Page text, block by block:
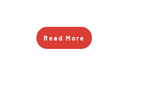
Read More